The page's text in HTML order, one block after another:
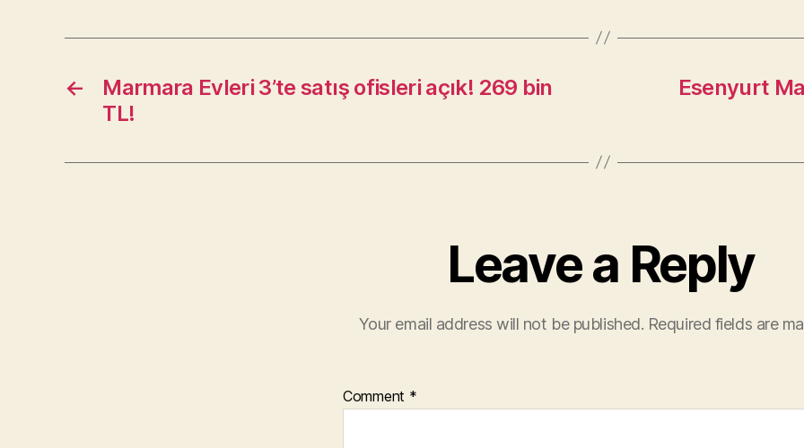
←
Marmara Evleri 3’te satış ofisleri açık! 269 bin
TL!
Esenyurt
Leave a Reply
Your email address will not be published. Required fields are
Comment *